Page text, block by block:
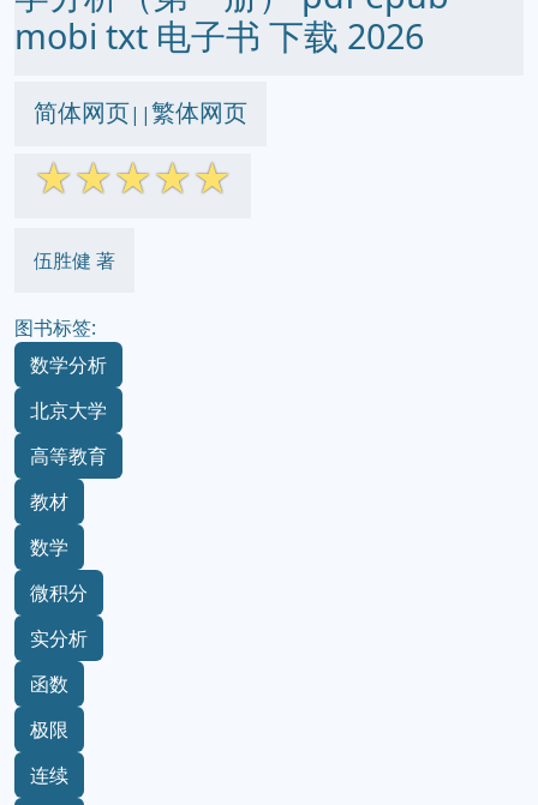
mobi txt 电子书 下载 2026
简体网页||繁体网页
☆☆☆☆☆
伍胜健 著
图书标签:
数学分析
北京大学
高等教育
教材
数学
微积分
实分析
函数
极限
连续